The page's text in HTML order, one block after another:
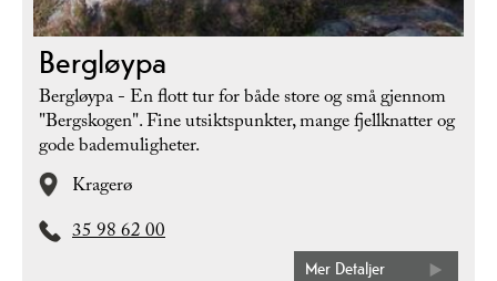
Bergløypa
Bergløypa - En flott tur for både store og små gjennom
"Bergskogen". Fine utsiktspunkter, mange fjellknatter og
gode bademuligheter.
Kragerø
35 98 62 00
Mer Detaljer